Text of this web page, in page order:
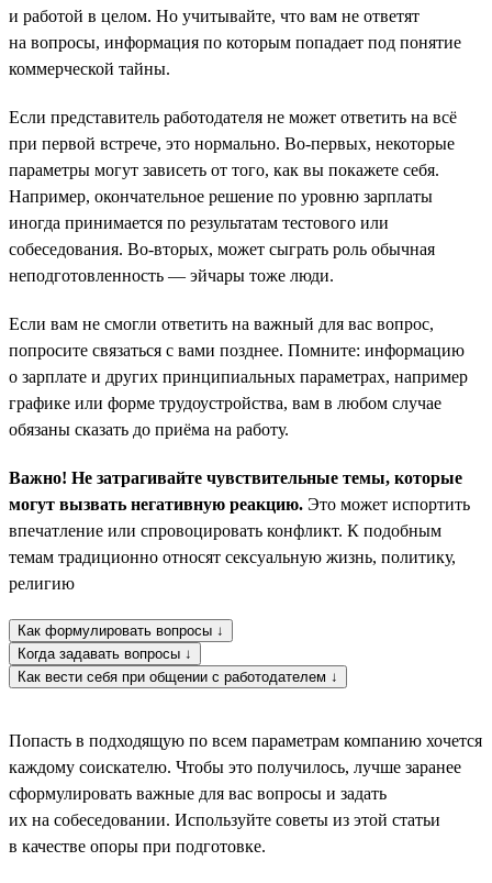
и работой в целом. Но учитывайте, что вам не ответят
на вопросы, информация по которым попадает под понятие
коммерческой тайны.
Если представитель работодателя не может ответить на всё
при первой встрече, это нормально. Во-первых, некоторые
параметры могут зависеть от того, как вы покажете себя.
Например, окончательное решение по уровню зарплаты
иногда принимается по результатам тестового или
собеседования. Во-вторых, может сыграть роль обычная
неподготовленность — эйчары тоже люди.
Если вам не смогли ответить на важный для вас вопрос,
попросите связаться с вами позднее. Помните: информацию
о зарплате и других принципиальных параметрах, например
графике или форме трудоустройства, вам в любом случае
обязаны сказать до приёма на работу.
Важно! Не затрагивайте чувствительные темы, которые
могут вызвать негативную реакцию. Это может испортить
впечатление или спровоцировать конфликт. К подобным
темам традиционно относят сексуальную жизнь, политику,
религию
Как формулировать вопросы ↓
Когда задавать вопросы ↓
Как вести себя при общении с работодателем ↓
Попасть в подходящую по всем параметрам компанию хочется
каждому соискателю. Чтобы это получилось, лучше заранее
сформулировать важные для вас вопросы и задать
их на собеседовании. Используйте советы из этой статьи
в качестве опоры при подготовке.